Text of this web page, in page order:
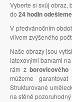
Vyberte si svůj obraz,
do 24 hodin odešleme
V předvánočním
vlivem zvýšeného
Naše obrazy jsou
latexovými barvami
rám zborovicového
můžeme
Strukturované
na stěně pozoruhodný